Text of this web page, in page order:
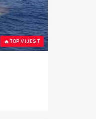
🔥TOP VIJEST